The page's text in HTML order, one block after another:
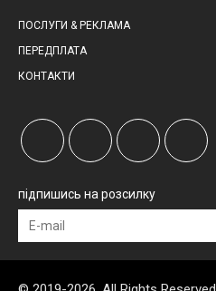
ПОСЛУГИ & РЕКЛАМА
ПЕРЕДПЛАТА
КОНТАКТИ
підпишись на розсилку